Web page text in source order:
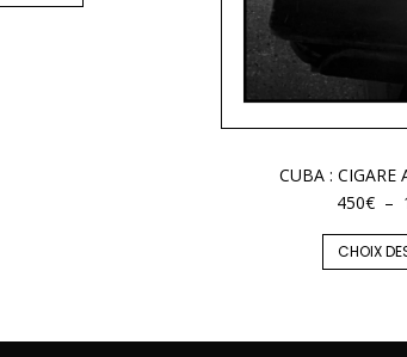
CUBA :
450€ –
CHOIX